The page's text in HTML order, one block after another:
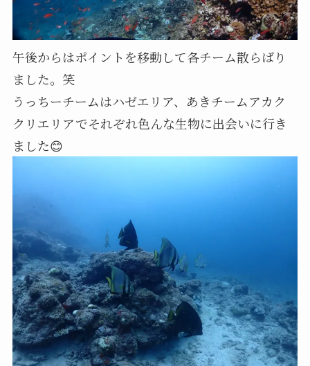
午後からはポイントを移動して各チーム散らばり
ました。笑
うっちーチームはハゼエリア、あきチームアカク
クリエリアでそれぞれ色んな生物に出会いに行き
ました😊